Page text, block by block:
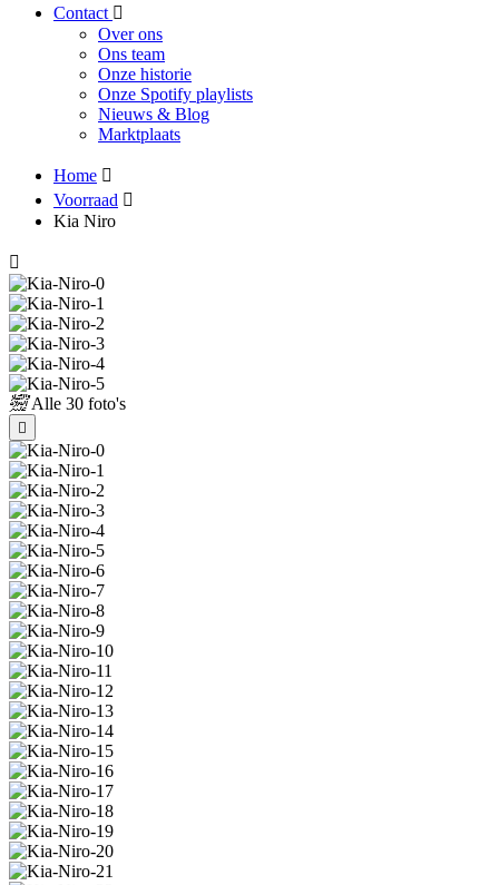
Contact
Over ons
Ons team
Onze historie
Onze Spotify playlists
Nieuws & Blog
Marktplaats
Home
Voorraad
Kia Niro
Alle 30 foto's